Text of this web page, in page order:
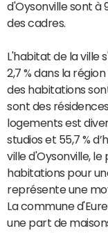
d'Oysonville sont à
des cadres.
L'habitat de la ville
2,7 % dans la
des habitations
sont des
logements est
studios et 55,7 %
ville d'Oysonville,
habitations pour
représente une
La commune
une part de